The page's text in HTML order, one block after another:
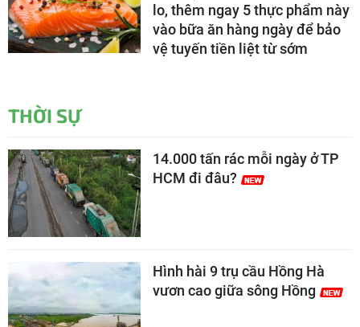
lo, thêm ngay 5 thực phẩm này
vào bữa ăn hàng ngày để bảo
vệ tuyến tiền liệt từ sớm
THỜI SỰ
14.000 tấn rác mỗi ngày ở TP
HCM đi đâu?
Hình hài 9 trụ cầu Hồng Hà
vươn cao giữa sông Hồng